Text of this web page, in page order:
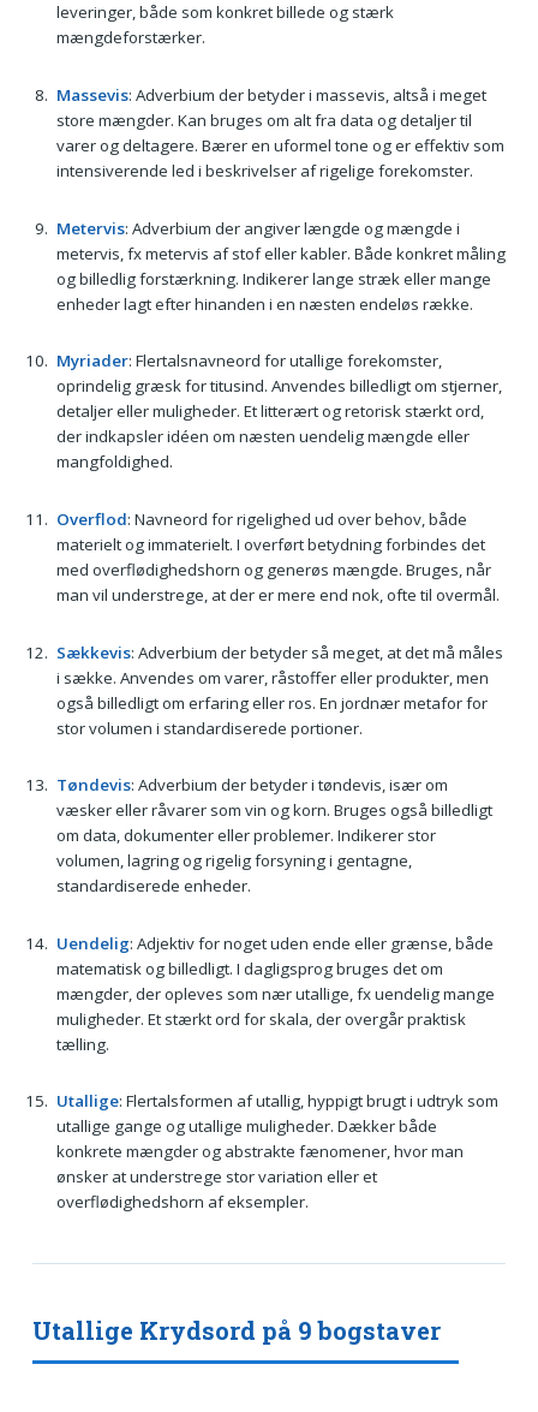
leveringer, både som konkret billede og stærk
mængdeforstærker.
Massevis: Adverbium der betyder i massevis, altså i meget
store mængder. Kan bruges om alt fra data og detaljer til
varer og deltagere. Bærer en uformel tone og er effektiv som
intensiverende led i beskrivelser af rigelige forekomster.
Metervis: Adverbium der angiver længde og mængde i
metervis, fx metervis af stof eller kabler. Både konkret måling
og billedlig forstærkning. Indikerer lange stræk eller mange
enheder lagt efter hinanden i en næsten endeløs række.
Myriader: Flertalsnavneord for utallige forekomster,
oprindelig græsk for titusind. Anvendes billedligt om stjerner,
detaljer eller muligheder. Et litterært og retorisk stærkt ord,
der indkapsler idéen om næsten uendelig mængde eller
mangfoldighed.
Overflod: Navneord for rigelighed ud over behov, både
materielt og immaterielt. I overført betydning forbindes det
med overflødighedshorn og generøs mængde. Bruges, når
man vil understrege, at der er mere end nok, ofte til overmål.
Sækkevis: Adverbium der betyder så meget, at det må måles
i sække. Anvendes om varer, råstoffer eller produkter, men
også billedligt om erfaring eller ros. En jordnær metafor for
stor volumen i standardiserede portioner.
Tøndevis: Adverbium der betyder i tøndevis, især om
væsker eller råvarer som vin og korn. Bruges også billedligt
om data, dokumenter eller problemer. Indikerer stor
volumen, lagring og rigelig forsyning i gentagne,
standardiserede enheder.
Uendelig: Adjektiv for noget uden ende eller grænse, både
matematisk og billedligt. I dagligsprog bruges det om
mængder, der opleves som nær utallige, fx uendelig mange
muligheder. Et stærkt ord for skala, der overgår praktisk
tælling.
Utallige: Flertalsformen af utallig, hyppigt brugt i udtryk som
utallige gange og utallige muligheder. Dækker både
konkrete mængder og abstrakte fænomener, hvor man
ønsker at understrege stor variation eller et
overflødighedshorn af eksempler.
Utallige Krydsord på 9 bogstaver